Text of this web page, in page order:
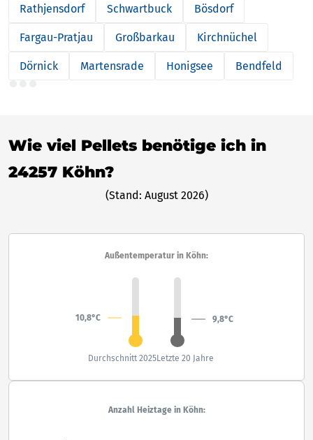
Rathjensdorf Schwartbuck Bösdorf
Fargau-Pratjau Großbarkau Kirchnüchel
Dörnick Martensrade Honigsee Bendfeld
Wie viel Pellets benötige ich in
24257 Köhn?
(Stand: August 2026)
Außentemperatur in Köhn:
10,8°C 9,8°C
Durchschnitt 2025Letzte 20 Jahre
Anzahl Heiztage in Köhn: